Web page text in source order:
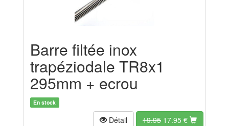
Barre filtée inox
trapéziodale TR8x1
295mm + ecrou
En stock
Détail 19.95 17.95 €